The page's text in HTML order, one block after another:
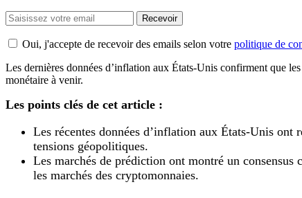
Recevoir
Oui, j'accepte de recevoir des emails selon votre politique de
Les dernières données d’inflation aux États-Unis confirment que
monétaire à venir.
Les points clés de cet article :
Les récentes données d’inflation aux États-Unis ont
tensions géopolitiques.
Les marchés de prédiction ont montré un
les marchés des cryptomonnaies.